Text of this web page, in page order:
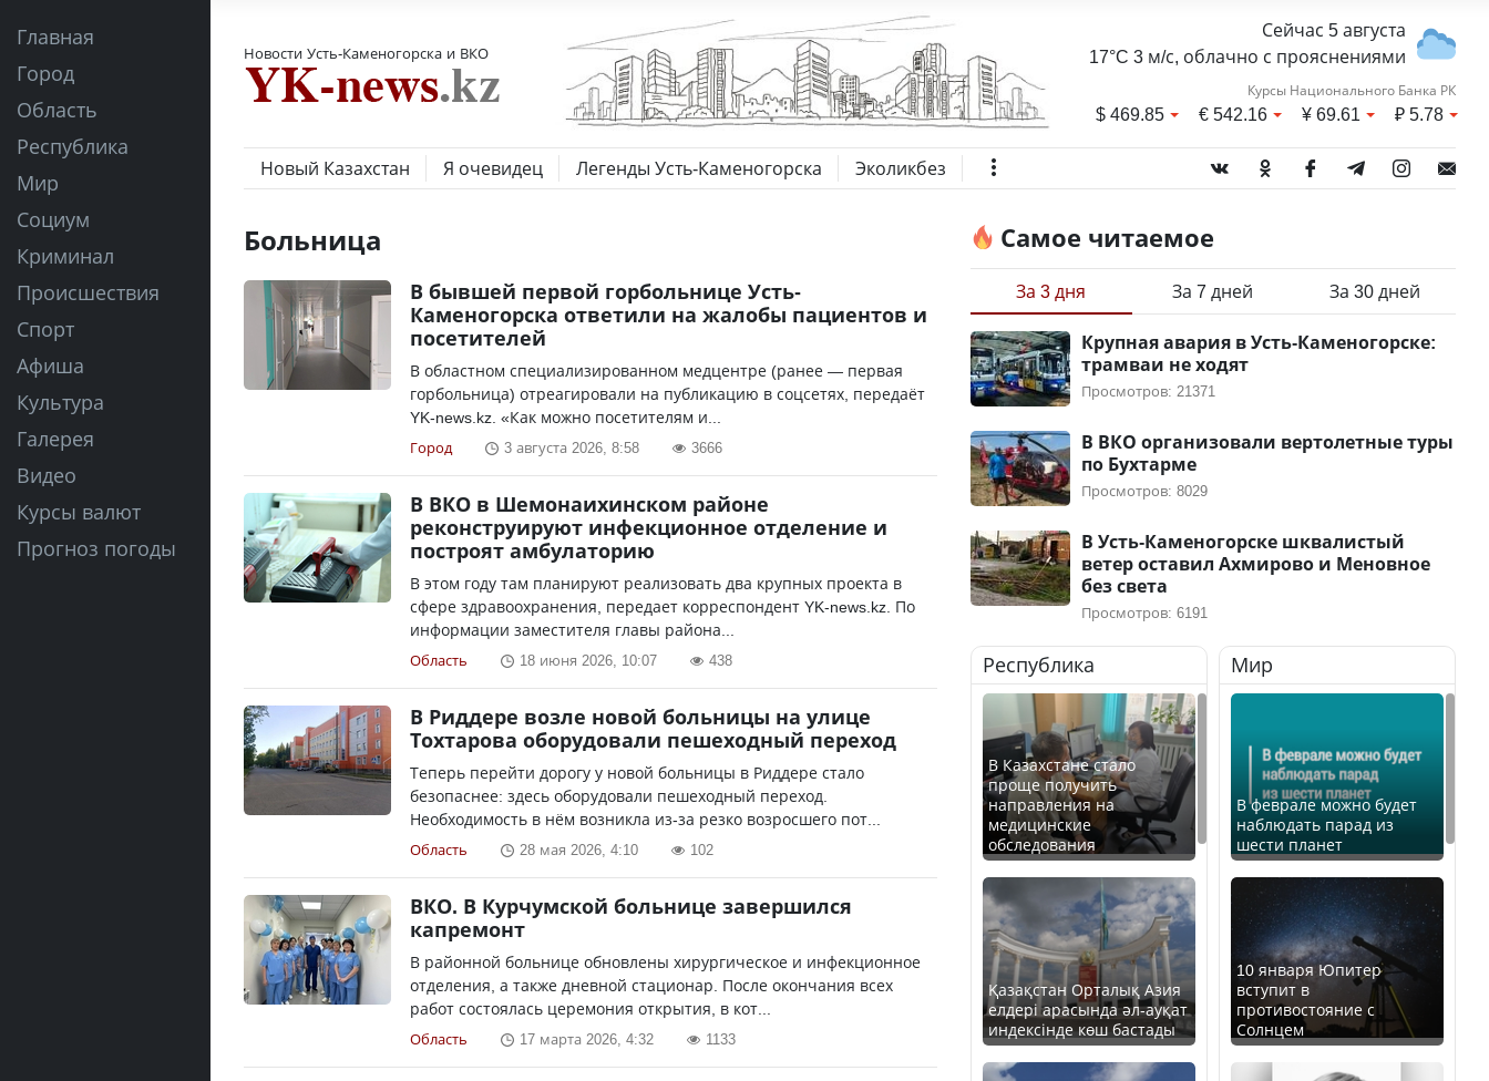
Главная
Город
Область
Республика
Мир
Социум
Криминал
Происшествия
Спорт
Афиша
Культура
Галерея
Видео
Курсы валют
Прогноз погоды
Новости Усть-Каменогорска и ВКО
Сейчас 5 августа
17°C 3 м/с, облачно с прояснениями
Курсы Национального Банка РК
$469.85 €542.16 ¥69.61 ₽5.78
Новый Казахстан Я очевидец Легенды Усть-Каменогорска Эколикбез
Больница
В бывшей первой горбольнице Усть-
Каменогорска ответили на жалобы пациентов и
посетителей
В областном специализированном медцентре (ранее — первая
горбольница) отреагировали на публикацию в соцсетях, передаёт
YK-news.kz. «Как можно посетителям и...
Город 3 августа 2026, 8:58 3666
В ВКО в Шемонаихинском районе
реконструируют инфекционное отделение и
построят амбулаторию
В этом году там планируют реализовать два крупных проекта в
сфере здравоохранения, передает корреспондент YK-news.kz. По
информации заместителя главы района...
Область 18 июня 2026, 10:07 438
В Риддере возле новой больницы на улице
Тохтарова оборудовали пешеходный переход
Теперь перейти дорогу у новой больницы в Риддере стало
безопаснее: здесь оборудовали пешеходный переход.
Необходимость в нём возникла из-за резко возросшего пот...
Область 28 мая 2026, 4:10 102
ВКО. В Курчумской больнице завершился
капремонт
В районной больнице обновлены хирургическое и инфекционное
отделения, а также дневной стационар. После окончания всех
работ состоялась церемония открытия, в кот...
Область 17 марта 2026, 4:32 1133
Самое читаемое
За 3 дня За 7 дней За 30 дней
Крупная авария в Усть-Каменогорске:
трамваи не ходят
Просмотров: 21371
В ВКО организовали вертолетные туры
по Бухтарме
Просмотров: 8029
В Усть-Каменогорске шквалистый
ветер оставил Ахмирово и Меновное
без света
Просмотров: 6191
Республика
В Казахстане стало
проще получить
направления на
медицинские
обследования
Қазақстан Орталық Азия
елдері арасында әл-ауқат
индексінде көш бастады
Мир
В феврале можно будет
наблюдать парад из
шести планет
10 января Юпитер
вступит в
противостояние с
Солнцем